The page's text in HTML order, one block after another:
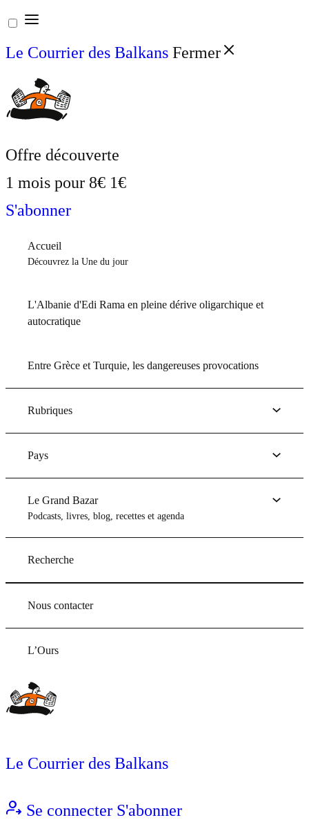
Aller
au
contenu
Le Courrier des Balkans Fermer
Offre découverte
1 mois pour 8€ 1€
S'abonner
Accueil
Découvrez la Une du jour
L'Albanie d'Edi Rama en pleine dérive oligarchique et
autocratique
Entre Grèce et Turquie, les dangereuses provocations
Rubriques
Pays
Le Grand Bazar
Podcasts, livres, blog, recettes et agenda
Recherche
Nous contacter
L’Ours
Le Courrier des Balkans
Se connecter S'abonner